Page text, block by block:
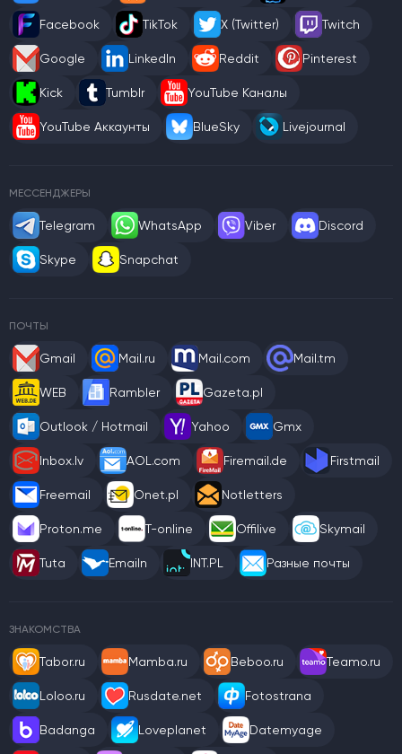
Facebook TikTok X (Twitter) Twitch
Google LinkedIn Reddit Pinterest
Kick Tumblr YouTube Каналы
YouTube Аккаунты BlueSky Livejournal
МЕССЕНДЖЕРЫ
Telegram WhatsApp Viber Discord
Skype Snapchat
ПОЧТЫ
Gmail Mail.ru Mail.com Mail.tm
WEB Rambler Gazeta.pl
Outlook / Hotmail Yahoo Gmx
Inbox.lv AOL.com Firemail.de Firstmail
Freemail Onet.pl Notletters
Proton.me T-online Offilive Skymail
Tuta Emailn INT.PL Разные почты
ЗНАКОМСТВА
Tabor.ru Mamba.ru Beboo.ru Teamo.ru
Loloo.ru Rusdate.net Fotostrana
Badanga Loveplanet Datemyage